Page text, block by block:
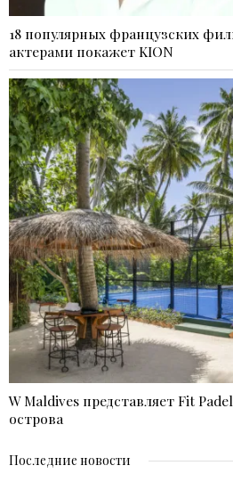
18 популярных французских
актерами покажет KION
W Maldives представляет Fit
острова
Последние новости